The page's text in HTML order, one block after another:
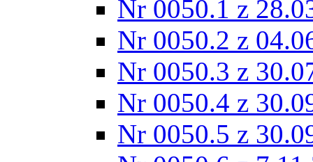
Nr 0050.1 z
Nr 0050.2 z
Nr 0050.3 z
Nr 0050.4 z
Nr 0050.5 z